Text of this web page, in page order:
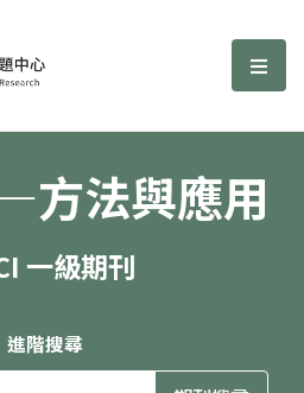
與應用期刊 選
方法與應用
一級期刊
進階搜尋